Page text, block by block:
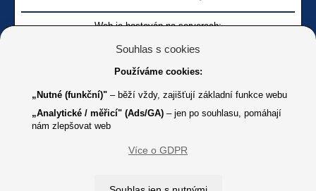
Web je hostován na serverech:
Online
Youtube SONS
K jakémukoliv užití textů a obrázků uvedených na tomto serveru je
Souhlas s cookies
Používáme cookies:
„Nutné (funkční)" – běží vždy, zajišťují základní funkce webu
„Analytické / měřicí" (Ads/GA) – jen po souhlasu, pomáhají
nám zlepšovat web
Více o GDPR